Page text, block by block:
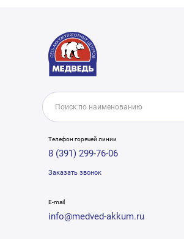
Телефон горячей линии
8 (391) 299-76-06
Заказать звонок
E-mail
info@medved-akkum.ru